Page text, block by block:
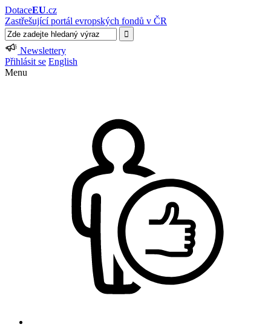
DotaceEU.cz
Zastřešující portál evropských fondů v ČR
Newslettery
Přihlásit se English
Menu